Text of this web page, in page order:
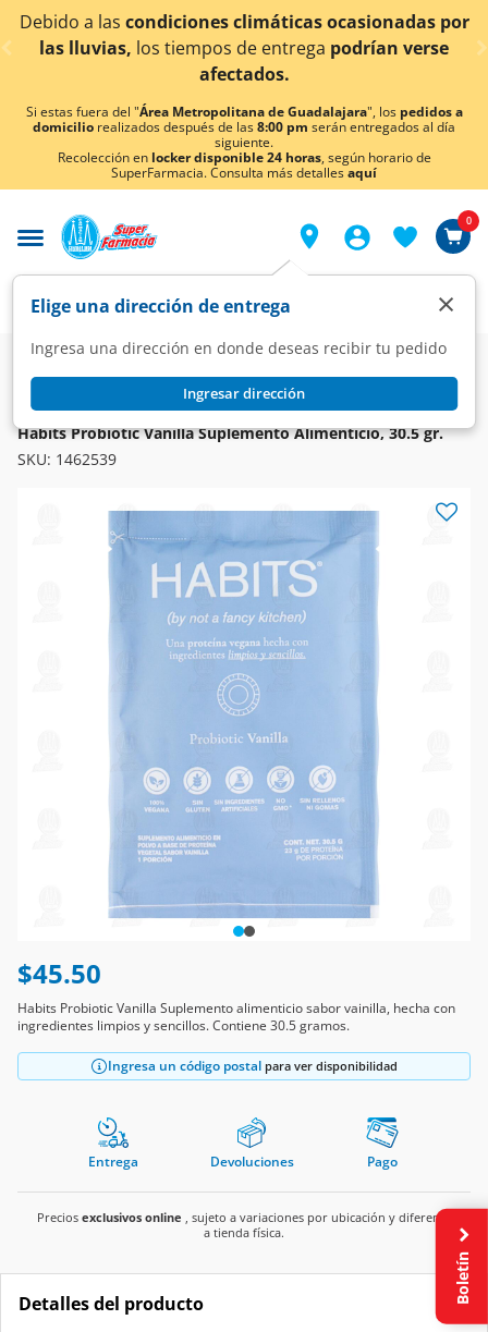
< div class="carousel-inner">
climáticas ocasionadas por
de entregapodrían verse
¡Ahora también en
Si estas fuera del "Área Metropolitana de Guadalajara", los pedidos a
domicilio realizados después de las8:00 pm serán entregados al día
siguiente.
Recolección en locker disponible 24 horas, según horario de
SuperFarmacia. Consulta más detallesaquí
Elige una dirección de entrega
Ingresa una dirección en donde deseas recibir tu pedido
Ingresar dirección
×
0
Farmacia
Vitaminas y Suplementos
Complementos Alimenticios
HABITS
Habits Probiotic Vanilla Suplemento Alimenticio, 30.5 gr.
SKU: 1462539
$45.50
Habits Probiotic Vanilla Suplemento alimenticio sabor vainilla, hecha con
ingredientes limpios y sencillos. Contiene 30.5 gramos.
Ingresa un código postal para ver disponibilidad
Entrega Devoluciones Pago
Precios exclusivos online , sujeto a variaciones por ubicación y diferente
a tienda física.
Detalles del producto Boletín